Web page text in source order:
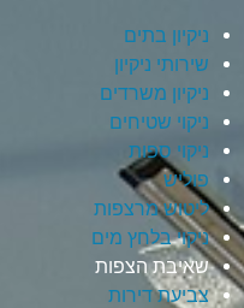
ניקיון בתים
שירותי ניקיון
ניקיון משרדים
ניקוי שטיחים
ניקוי ספות
פוליש
ליטוש מרצפות
ניקוי בלחץ מים
שאיבת הצפות
צביעת דירות